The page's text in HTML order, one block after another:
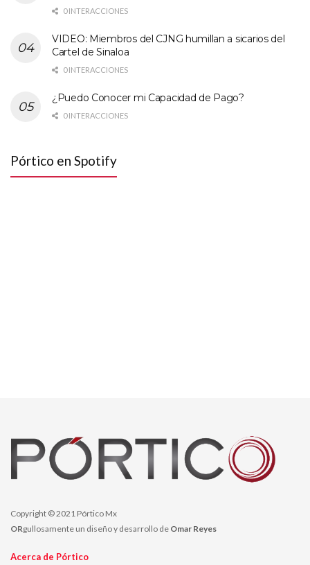
0 INTERACCIONES
VIDEO: Miembros del CJNG humillan a sicarios del
Cartel de Sinaloa
0 INTERACCIONES
¿Puedo Conocer mi Capacidad de Pago?
0 INTERACCIONES
Pórtico en Spotify
Copyright © 2021 Pórtico Mx
ORgullosamente un diseño y desarrollo de Omar Reyes
Acerca de Pórtico